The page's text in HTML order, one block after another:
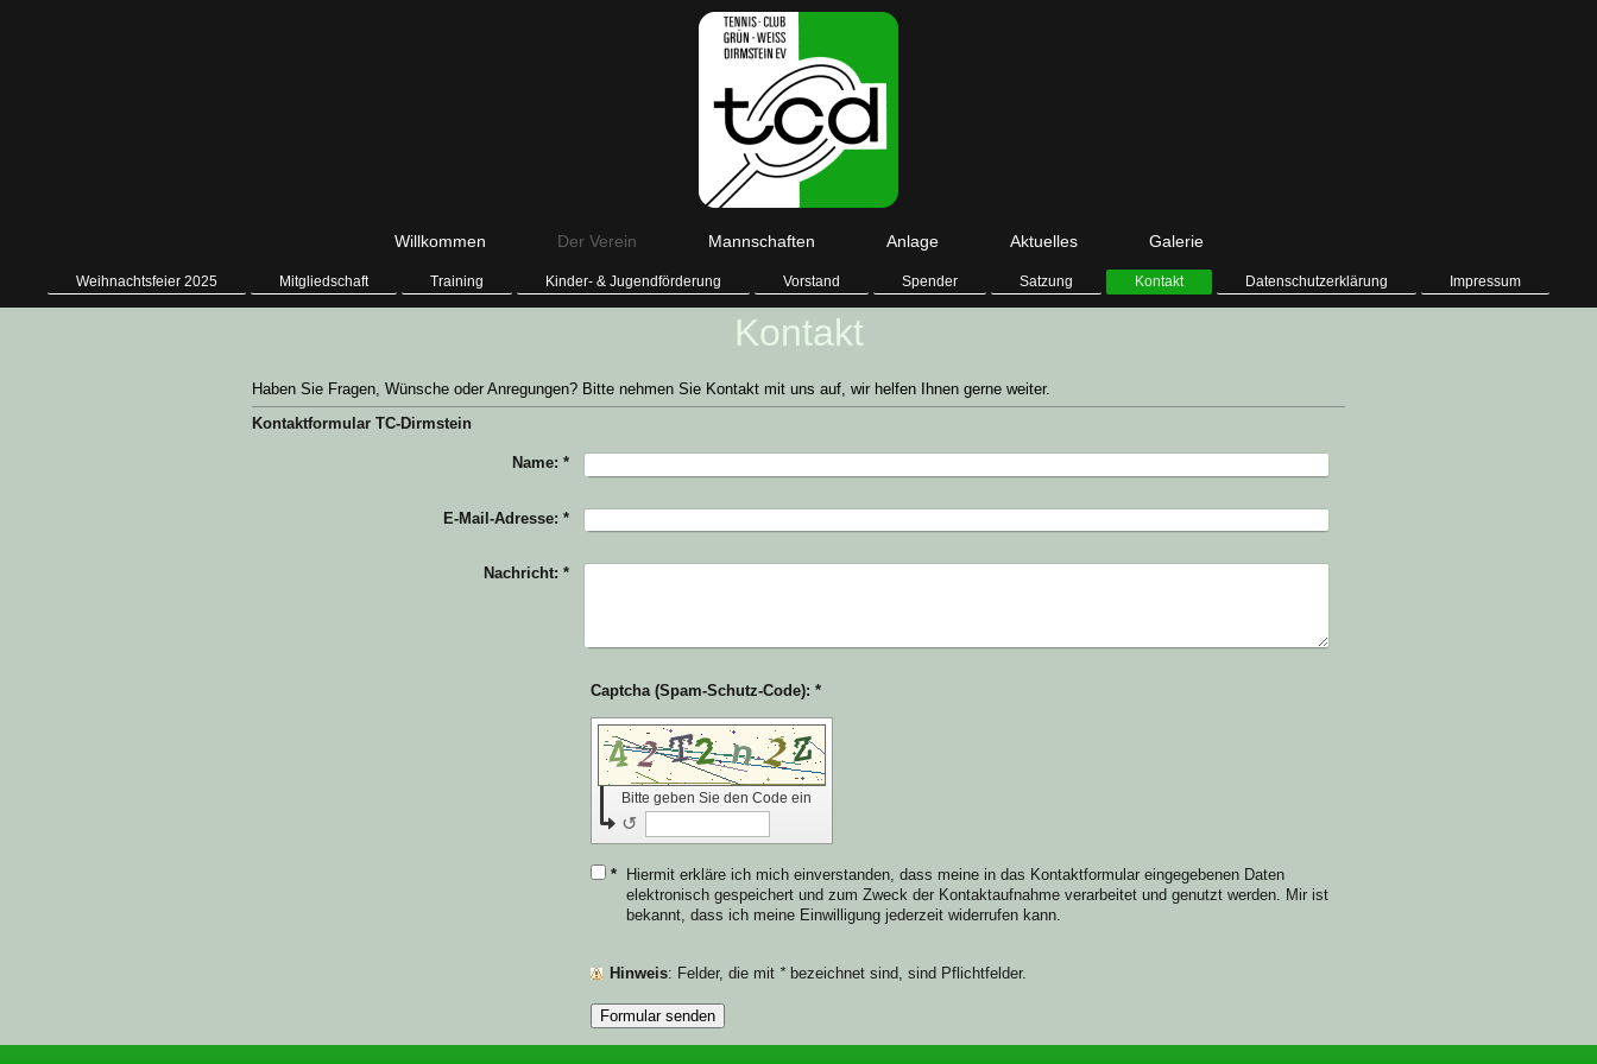
Willkommen Der Verein Mannschaften Anlage Aktuelles Galerie
Weihnachtsfeier 2025 Mitgliedschaft Training Kinder- & Jugendförderung Vorstand Spender Satzung Kontakt Datenschutzerklärung Impressum
Kontakt
Haben Sie Fragen, Wünsche oder Anregungen? Bitte nehmen Sie Kontakt mit uns auf, wir helfen Ihnen gerne weiter.
Kontaktformular TC-Dirmstein
Name: *
E-Mail-Adresse: *
Nachricht: *
Captcha (Spam-Schutz-Code): *
Bitte geben Sie den Code ein
↺
*
Hiermit erkläre ich mich einverstanden, dass meine in das Kontaktformular eingegebenen Daten
elektronisch gespeichert und zum Zweck der Kontaktaufnahme verarbeitet und genutzt werden. Mir ist
bekannt, dass ich meine Einwilligung jederzeit widerrufen kann.
Hinweis : Felder, die mit *bezeichnet sind, sind Pflichtfelder.